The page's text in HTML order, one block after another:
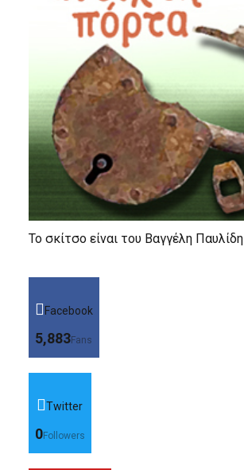
Το σκίτσο είναι του Βαγγέλη Παυλίδη
Facebook
5,883Fans
Twitter
0Followers